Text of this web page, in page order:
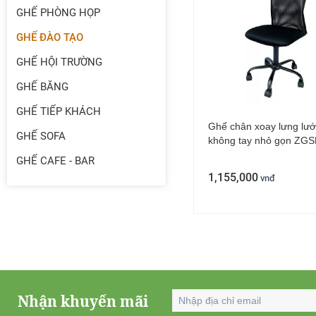
GHẾ PHÒNG HỌP
GHẾ ĐÀO TẠO
GHẾ HỘI TRƯỜNG
GHẾ BĂNG
GHẾ TIẾP KHÁCH
GHẾ SOFA
GHẾ CAFE - BAR
Ghế chân xoay lưng
không tay nhỏ gọn
1,155,000 vnđ
Nhận khuyến mãi